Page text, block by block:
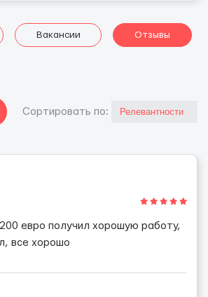
Вакансии Отзывы
Cортировать по:
евро получил хорошую работу,
все хорошо